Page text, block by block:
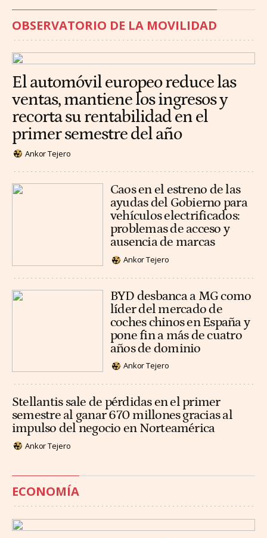
OBSERVATORIO DE LA MOVILIDAD
El automóvil europeo reduce las
ventas, mantiene los ingresos y
recorta su rentabilidad en el
primer semestre del año
Ankor Tejero
Caos en el estreno de las
ayudas del Gobierno para
vehículos electrificados:
problemas de acceso y
ausencia de marcas
Ankor Tejero
BYD desbanca a MG como
líder del mercado de
coches chinos en España y
pone fin a más de cuatro
años de dominio
Ankor Tejero
Stellantis sale de pérdidas en el primer
semestre al ganar 670 millones gracias al
impulso del negocio en Norteamérica
Ankor Tejero
ECONOMÍA